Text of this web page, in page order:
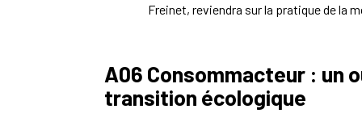
Freinet, reviendra sur la pratique de la
A06 Consommacteur : un
transition écologique